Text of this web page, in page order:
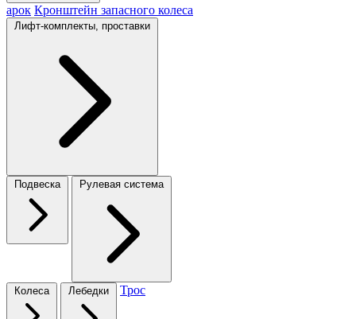
арок Кронштейн запасного колеса
Лифт-комплекты, проставки
Подвеска Рулевая система
Колеса Лебедки Трос